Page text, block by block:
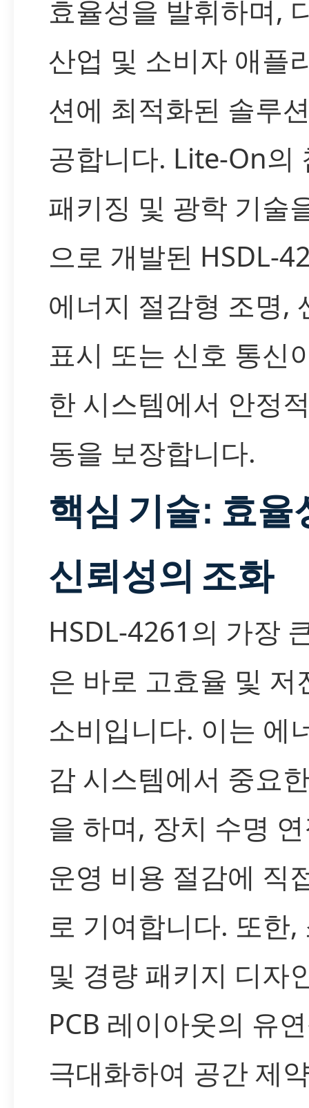
효율성을 발휘하며,
산업 및 소비자 애플
션에 최적화된 솔루
공합니다. Lite-On의
패키징 및 광학 기술
으로 개발된 HSDL-
에너지 절감형 조명,
표시 또는 신호 통신
한 시스템에서 안정
동을 보장합니다.
핵심 기술: 효율
신뢰성의 조화
HSDL-4261의 가장
은 바로 고효율 및 저
소비입니다. 이는 에
감 시스템에서 중요
을 하며, 장치 수명
운영 비용 절감에 직
로 기여합니다. 또한,
및 경량 패키지 디자
PCB 레이아웃의 유
극대화하여 공간 제